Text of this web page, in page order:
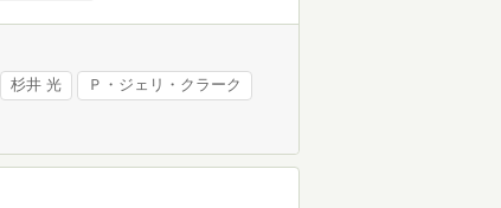
杉井 光 Ｐ・ジェリ・クラーク